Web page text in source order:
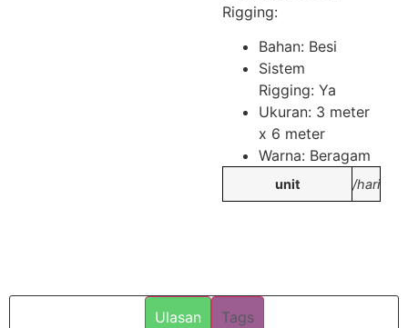
Rigging:
Bahan: Besi
Sistem
Rigging: Ya
Ukuran: 3 meter
x 6 meter
Warna: Beragam
unit /hari
Ulasan Tags